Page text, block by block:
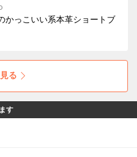
かっこいい系本革ショートブ
る
す